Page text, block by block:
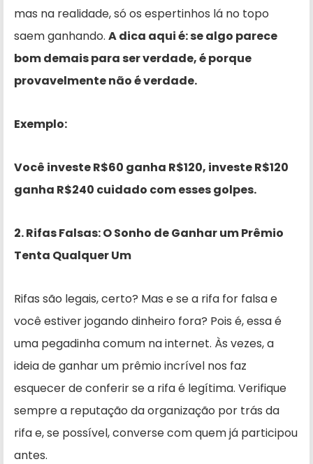
mas na realidade, só os espertinhos lá no topo
saem ganhando. A dica aqui é: se algo parece
bom demais para ser verdade, é porque
provavelmente não é verdade.
Exemplo:
Você investe R$60 ganha R$120, investe R$120
ganha R$240 cuidado com esses golpes.
2. Rifas Falsas: O Sonho de Ganhar um Prêmio
Tenta Qualquer Um
Rifas são legais, certo? Mas e se a rifa for falsa e
você estiver jogando dinheiro fora? Pois é, essa é
uma pegadinha comum na internet. Às vezes, a
ideia de ganhar um prêmio incrível nos faz
esquecer de conferir se a rifa é legítima. Verifique
sempre a reputação da organização por trás da
rifa e, se possível, converse com quem já participou
antes.